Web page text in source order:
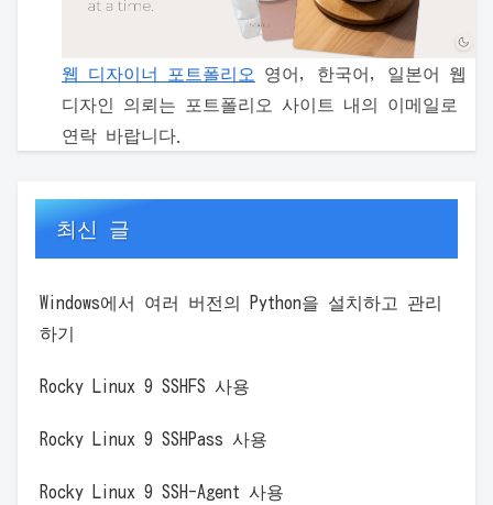
웹 디자이너 포트폴리오
영어, 한국어, 일본어 웹
디자인 의뢰는 포트폴리오 사이트 내의 이메일로
연락 바랍니다.
최신 글
Windows에서 여러 버전의 Python을 설치하고 관리
하기
Rocky Linux 9 SSHFS 사용
Rocky Linux 9 SSHPass 사용
Rocky Linux 9 SSH-Agent 사용